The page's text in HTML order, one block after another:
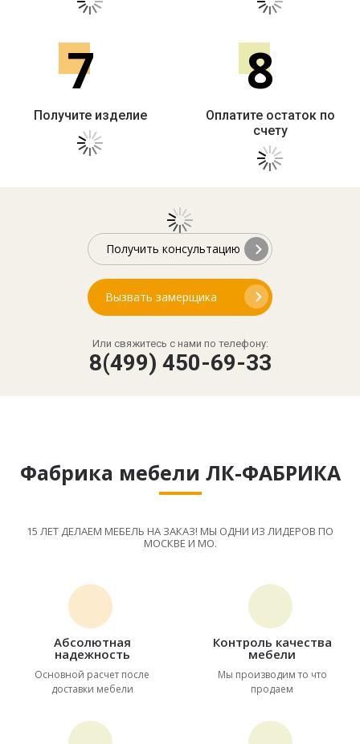
7
Получите изделие
8
Оплатите остаток по
счету
Получить консультацию
Вызвать замерщика
Или свяжитесь с нами по телефону:
8(499) 450-69-33
Фабрика мебели ЛК-ФАБРИКА
15 ЛЕТ ДЕЛАЕМ МЕБЕЛЬ НА ЗАКАЗ! МЫ ОДНИ ИЗ ЛИДЕРОВ ПО
МОСКВЕ И МО.
Абсолютная
надежность
Основной расчет после
доставки мебели
Контроль качества
мебели
Мы производим то что
продаем